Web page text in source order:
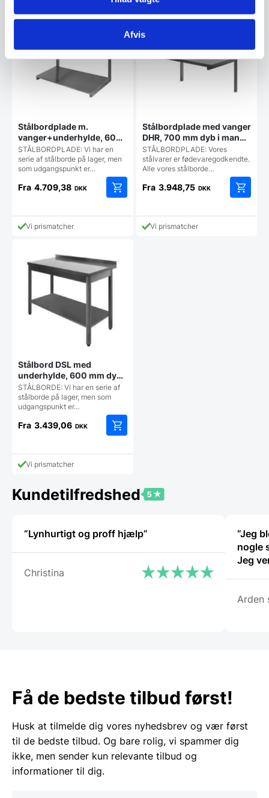
Afvis
vælges
på
Stålbordplade m.
vanger+underhylde, 600
mm dyb, Mange længder
STÅLBORDPLADE: Vi har en
serie af stålborde på lager, men
som udgangspunkt er…
Fra 4.709,38 DKK
vare
kan
vælges
Vi prismatcher
Stålbordplade med vanger
DHR, 700 mm dyb i mange
længder
STÅLBORDPLADE: Vores
stålvarer er fødevaregodkendte.
Alle vores stålborde…
Fra 3.948,75 DKK
vare
Vi prismatcher
Stålbord DSL med
underhylde, 600 mm dyb i
mange længder
STÅLBORDE: Vi har en serie af
stålborde på lager, men som
udgangspunkt er…
Fra 3.439,06 DKK
vare
Mulighederne
på
varesiden
Vi prismatcher
Kundetilfredshed
“Lynhurtigt og proff hjælp”
Christina
“Jeg
nogle
Jeg
Arden
Få de bedste tilbud først!
Husk at tilmelde dig vores nyhedsbrev og vær først
til de bedste tilbud. Og bare rolig, vi spammer dig
ikke, men sender kun relevante tilbud og
informationer til dig.